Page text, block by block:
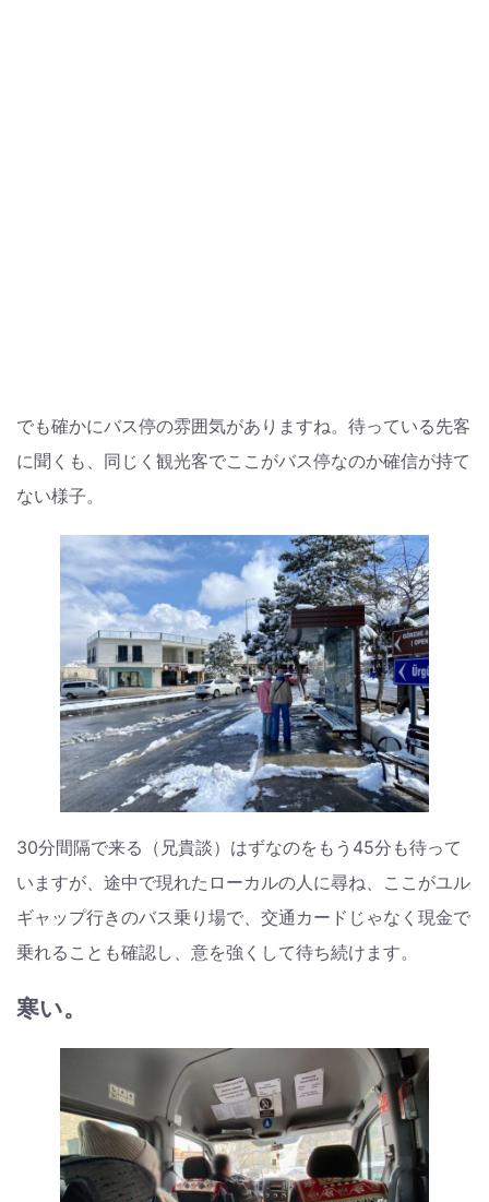
でも確かにバス停の雰囲気がありますね。待っている先客
に聞くも、同じく観光客でここがバス停なのか確信が持て
ない様子。
30分間隔で来る（兄貴談）はずなのをもう45分も待って
いますが、途中で現れたローカルの人に尋ね、ここがユル
ギャップ行きのバス乗り場で、交通カードじゃなく現金で
乗れることも確認し、意を強くして待ち続けます。
寒い。